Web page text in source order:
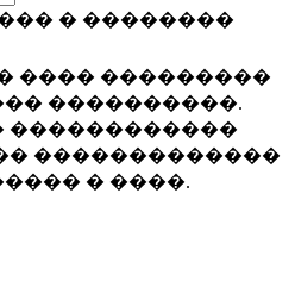
� ��������
���� ���������
����������.
������������
�������������
� ����.